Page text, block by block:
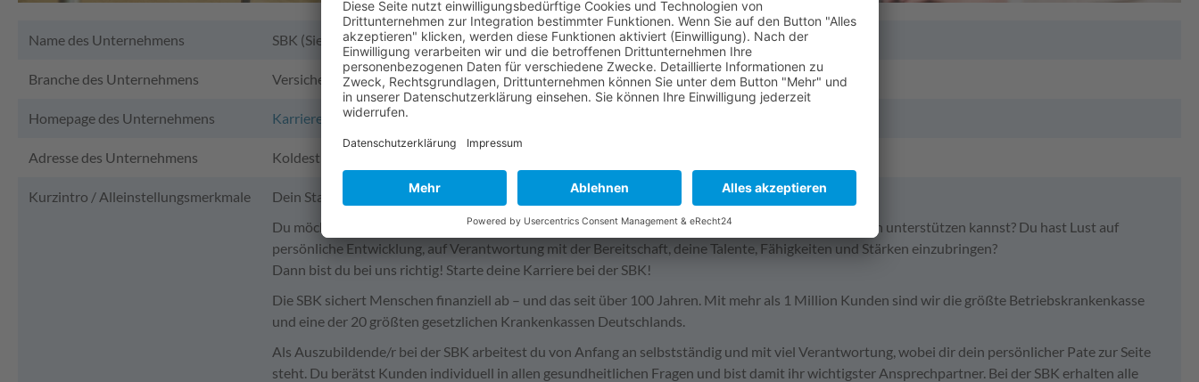
Name des Unternehmens SBK (Siemens-Betriebskrankenkasse)
Branche des Unternehmens Versicherung
Homepage des Unternehmens Karriere – Arbeiten bei der SBK
Adresse des Unternehmens Koldestraße 16, 91052 Erlangen
Kurzintro / Alleinstellungsmerkmale
Dein Start bei der SBK: Ausbildung oder Duales Studium bei der größten Betriebskrankenkasse
Du möchtest viel mit Menschen zu tun haben, die du individuell beraten und in ihrer Lebenssituation unterstützen kannst? Du hast Lust auf
persönliche Entwicklung, auf Verantwortung mit der Bereitschaft, deine Talente, Fähigkeiten und Stärken einzubringen?
Dann bist du bei uns richtig! Starte deine Karriere bei der SBK!
Die SBK sichert Menschen finanziell ab – und das seit über 100 Jahren. Mit mehr als 1 Million Kunden sind wir die größte Betriebskrankenkasse
und eine der 20 größten gesetzlichen Krankenkassen Deutschlands.
Als Auszubildende/r bei der SBK arbeitest du von Anfang an selbstständig und mit viel Verantwortung, wobei dir dein persönlicher Pate zur Seite
steht. Du berätst Kunden individuell in allen gesundheitlichen Fragen und bist damit ihr wichtigster Ansprechpartner. Bei der SBK erhalten alle